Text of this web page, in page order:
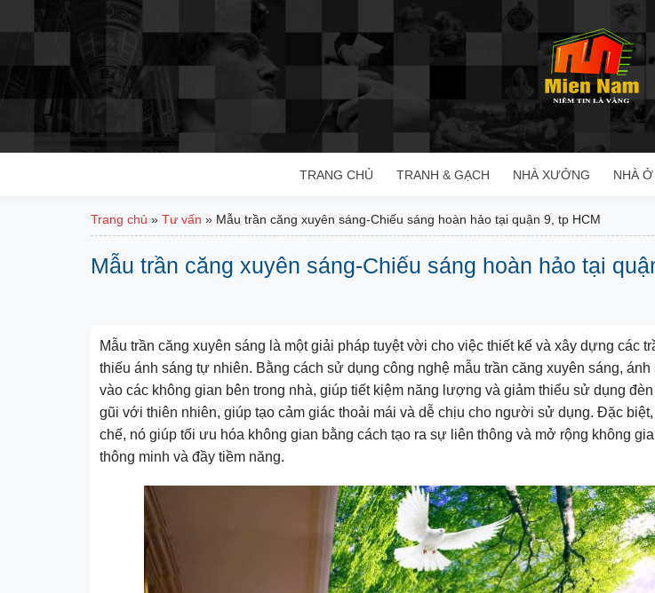
qua
TRANG CHỦ TRANH & GẠCH NHÀ XƯỞNG NHÀ Ở
Trang chủ » Tư vấn » Mẫu trần căng xuyên sáng-Chiếu sáng hoàn hảo tại quận 9, tp HCM
Mẫu trần căng xuyên sáng-Chiếu sáng hoàn hảo tại
Mẫu trần căng xuyên sáng là một giải pháp tuyệt vời cho việc thiết kế và xây dựng các
thiếu ánh sáng tự nhiên. Bằng cách sử dụng công nghệ mẫu trần căng xuyên sáng,
vào các không gian bên trong nhà, giúp tiết kiệm năng lượng và giảm thiểu sử dụng
gũi với thiên nhiên, giúp tạo cảm giác thoải mái và dễ chịu cho người sử dụng. Đặc
chế, nó giúp tối ưu hóa không gian bằng cách tạo ra sự liên thông và mở rộng không
thông minh và đầy tiềm năng.